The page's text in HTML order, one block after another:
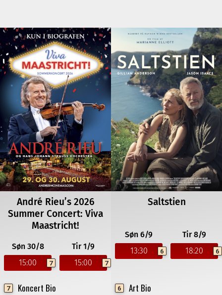
André Rieu’s 2026
Summer Concert: Viva
Maastricht!
Søn 30/8
15:00
7
Tir 1/9
15:00
7
7 Koncert Bio
Saltstien
Søn 6/9
13:30
6
Tir 8/9
18:20
6
6 Art Bio